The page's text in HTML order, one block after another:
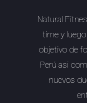
Natural
time y
objetivo de
Perú asi
nuevos